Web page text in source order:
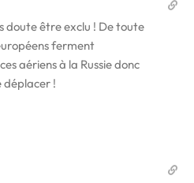
doute être exclu ! De toute
ferment
aériens à la Russie donc
déplacer !